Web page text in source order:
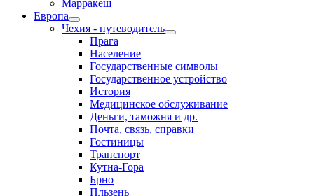
Марракеш
Европа
Чехия - путеводитель
Прага
Население
Государственные символы
Государственное устройство
История
Медицинское обслуживание
Деньги, таможня и др.
Почта, связь, справки
Гостиницы
Транспорт
Кутна-Гора
Брно
Пльзень